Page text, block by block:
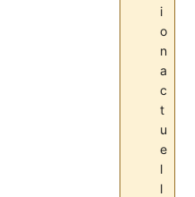
i
o
n
a
c
t
u
e
l
l